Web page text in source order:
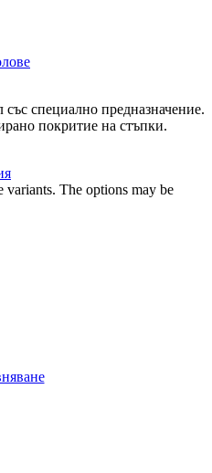
специално предназначение.
покритие на стъпки.
variants. The options may be